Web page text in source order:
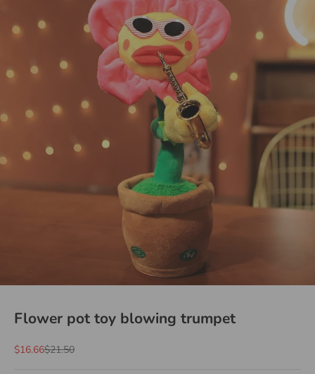
Flower pot toy blowing trumpet
Sale price
$16.66Regular price
$21.50